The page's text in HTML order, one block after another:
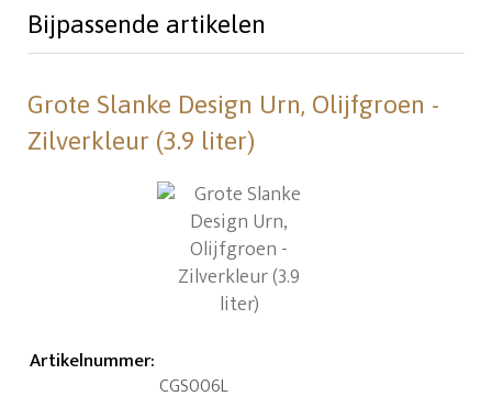
Bijpassende artikelen
Grote Slanke Design Urn, Olijfgroen -
Zilverkleur (3.9 liter)
Artikelnummer:
CGS006L